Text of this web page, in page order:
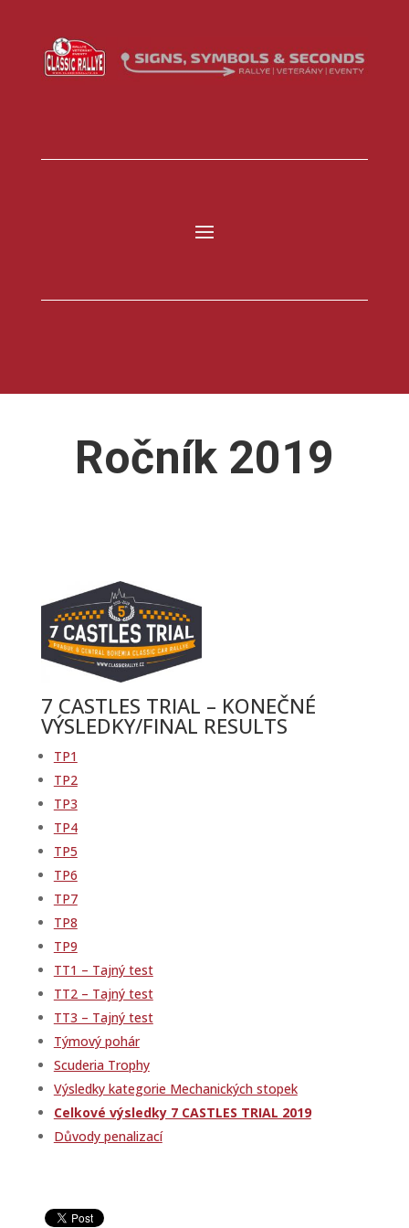
Ročník 2019
7 CASTLES TRIAL – KONEČNÉ
VÝSLEDKY/FINAL RESULTS
TP1
TP2
TP3
TP4
TP5
TP6
TP7
TP8
TP9
TT1 – Tajný test
TT2 – Tajný test
TT3 – Tajný test
Týmový pohár
Scuderia Trophy
Výsledky kategorie Mechanických stopek
Celkové výsledky 7 CASTLES TRIAL 2019
Důvody penalizací